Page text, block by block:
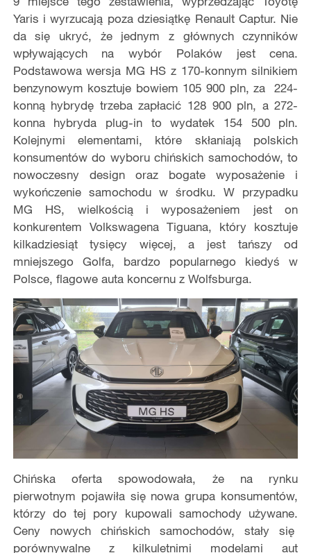
Yaris i wyrzucają poza dziesiątkę Renault Captur. Nie
da się ukryć, że jednym z głównych czynników
wpływających na wybór Polaków jest cena.
Podstawowa wersja MG HS z 170-konnym silnikiem
benzynowym kosztuje bowiem 105 900 pln, za 224-
konną hybrydę trzeba zapłacić 128 900 pln, a 272-
konna hybryda plug-in to wydatek 154 500 pln.
Kolejnymi elementami, które skłaniają polskich
konsumentów do wyboru chińskich samochodów, to
nowoczesny design oraz bogate wyposażenie i
wykończenie samochodu w środku. W przypadku
MG HS, wielkością i wyposażeniem jest on
konkurentem Volkswagena Tiguana, który kosztuje
kilkadziesiąt tysięcy więcej, a jest tańszy od
mniejszego Golfa, bardzo popularnego kiedyś w
Polsce, flagowe auta koncernu z Wolfsburga.
Chińska oferta spowodowała, że na rynku
pierwotnym pojawiła się nowa grupa konsumentów,
którzy do tej pory kupowali samochody używane.
Ceny nowych chińskich samochodów, stały się
porównywalne z kilkuletnimi modelami aut